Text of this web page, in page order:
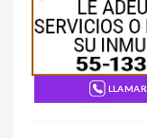
LLAMAR